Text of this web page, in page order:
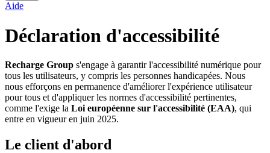
Aide
Déclaration d'accessibilité
Recharge Group s'engage à garantir l'accessibilité numérique pour
tous les utilisateurs, y compris les personnes handicapées. Nous
nous efforçons en permanence d'améliorer l'expérience utilisateur
pour tous et d'appliquer les normes d'accessibilité pertinentes,
comme l'exige la Loi européenne sur l'accessibilité (EAA), qui
entre en vigueur en juin 2025.
Le client d'abord